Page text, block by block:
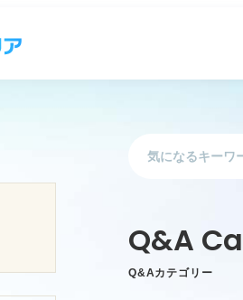
Q&Aカテゴリー